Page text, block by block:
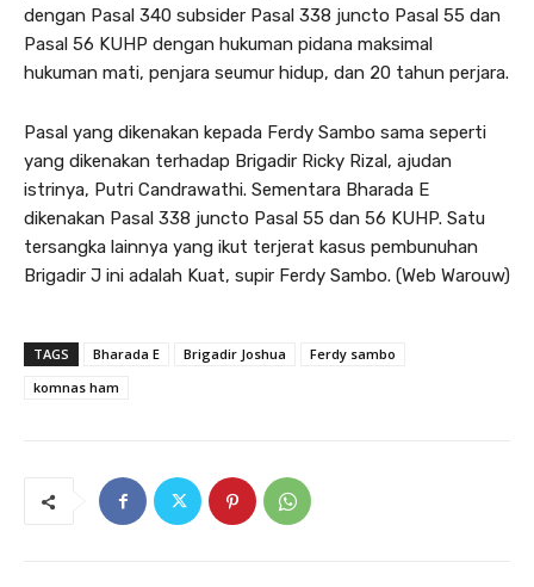
dengan Pasal 340 subsider Pasal 338 juncto Pasal 55 dan
Pasal 56 KUHP dengan hukuman pidana maksimal
hukuman mati, penjara seumur hidup, dan 20 tahun perjara.
Pasal yang dikenakan kepada Ferdy Sambo sama seperti
yang dikenakan terhadap Brigadir Ricky Rizal, ajudan
istrinya, Putri Candrawathi. Sementara Bharada E
dikenakan Pasal 338 juncto Pasal 55 dan 56 KUHP. Satu
tersangka lainnya yang ikut terjerat kasus pembunuhan
Brigadir J ini adalah Kuat, supir Ferdy Sambo. (Web Warouw)
TAGS Bharada E Brigadir Joshua
Ferdy sambo
komnas ham